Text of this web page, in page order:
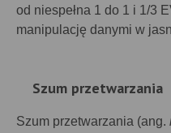
od niespełna 1 do 1 i 1/3
manipulację danymi w
Szum przetwarzania
Szum przetwarzania (ang.